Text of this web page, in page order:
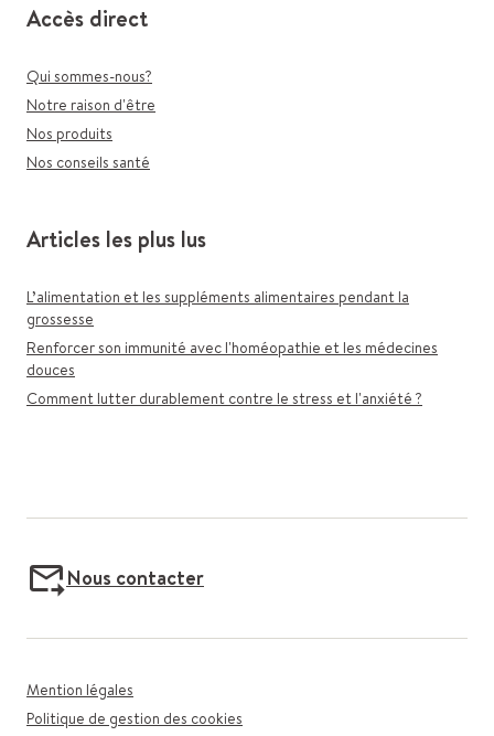
Accès direct
Qui sommes-nous?
Notre raison d'être
Nos produits
Nos conseils santé
Articles les plus lus
L’alimentation et les suppléments alimentaires pendant la
grossesse
Renforcer son immunité avec l'homéopathie et les médecines
douces
Comment lutter durablement contre le stress et l'anxiété ?
Nous contacter
Mention légales
Politique de gestion des cookies